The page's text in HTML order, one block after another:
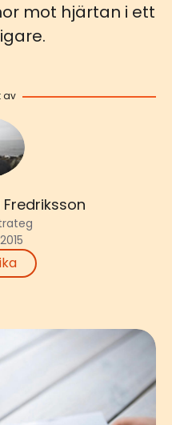
mot hjärtan i ett
av
Fredriksson